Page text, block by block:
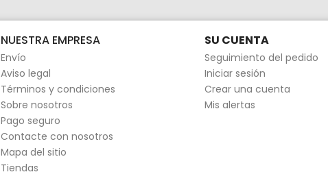
NUESTRA EMPRESA
Envío
Aviso legal
Términos y condiciones
Sobre nosotros
Pago seguro
Contacte con nosotros
Mapa del sitio
Tiendas
SU CUENTA
Seguimiento del pedido
Iniciar sesión
Crear una cuenta
Mis alertas